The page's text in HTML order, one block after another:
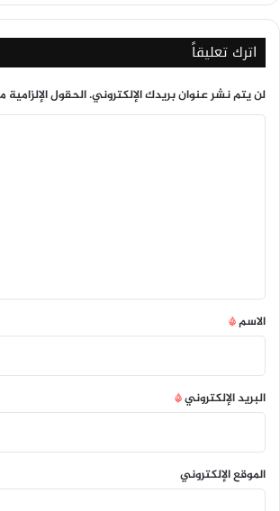
الأضحى
اترك تعليقاً
لن يتم نشر عنوان بريدك الإلكتروني.الحقول الإلزامية
*
الاسم*
البريد الإلكتروني*
الموقع الإلكتروني